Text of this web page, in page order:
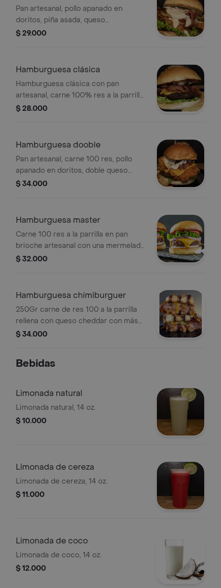
Pan artesanal, pollo apanado en
doritos, piña asada, queso
philadelphia, queso mozzarella,
$ 29.000
Hamburguesa clásica
Hamburguesa clásica con pan
artesanal, carne 100% res a la parrilla,
tocineta, queso cheddar y lechuga.
$ 28.000
Hamburguesa dooble
Pan artesanal, carne 100 res, pollo
apanado en doritos, doble queso
cheddar, doble tocineta y verduras.
$ 34.000
Hamburguesa master
Carne 100 res a la parrilla en pan
brioche artesanal con una mermelada
de tomates confitados, cebolla
albahaca.
$ 32.000
Hamburguesa chimiburguer
250Gr carne de res 100 a la parrilla
rellena con queso cheddar con más
queso por encima, chimichurri y
$ 34.000
Bebidas
Limonada natural
Limonada natural, 14 oz.
$ 10.000
Limonada de cereza
Limonada de cereza, 14 oz.
$ 11.000
Limonada de coco
Limonada de coco, 14 oz.
$ 12.000